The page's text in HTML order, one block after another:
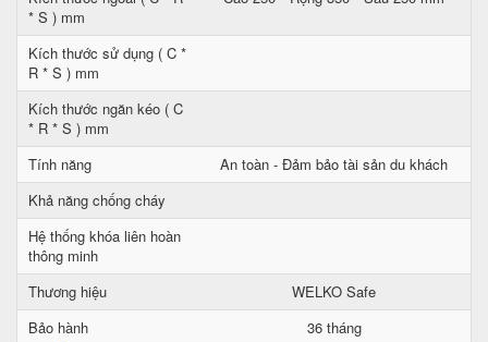
* S ) mm
Kích thước sử dụng ( C *
R * S ) mm
Kích thước ngăn kéo ( C
* R * S ) mm
Tính năng
An toàn - Đảm bảo tài sản du khách
Khả năng chống cháy
Hệ thống khóa liên hoàn
thông minh
Thương hiệu
WELKO Safe
Bảo hành
36 tháng